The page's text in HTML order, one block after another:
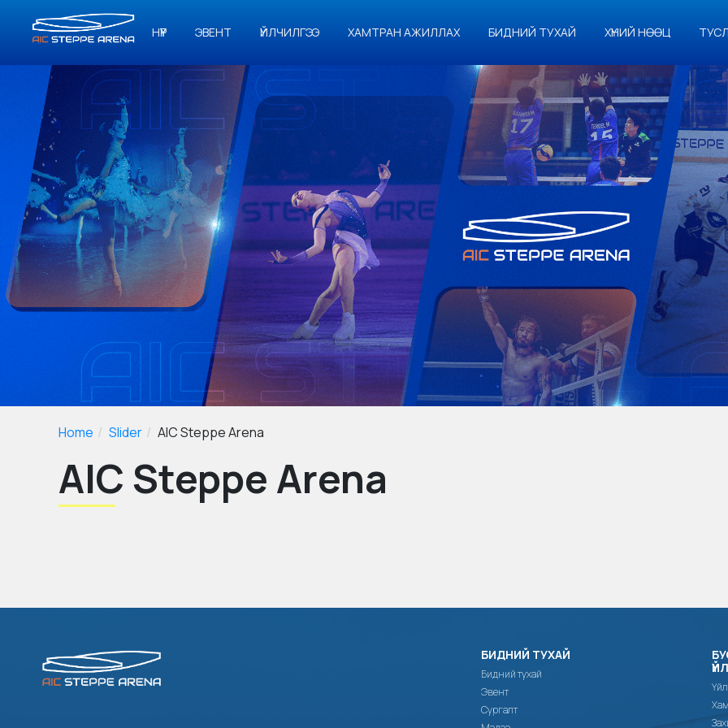
НҮҮР ЭВЕНТ ҮЙЛЧИЛГЭЭ ХАМТРАН АЖИЛЛАХ БИДНИЙ ТУХАЙ ХҮНИЙ НӨӨЦ
Home Slider AIC Steppe Arena
AIC Steppe Arena
БИДНИЙ ТУХАЙ
Бидний тухай
Эвент
Сургалт